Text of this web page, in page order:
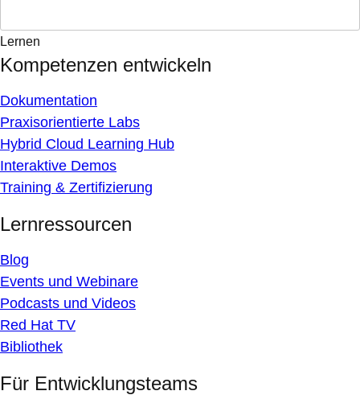
Lernen
Kompetenzen entwickeln
Dokumentation
Praxisorientierte Labs
Hybrid Cloud Learning Hub
Interaktive Demos
Training & Zertifizierung
Lernressourcen
Blog
Events und Webinare
Podcasts und Videos
Red Hat TV
Bibliothek
Für Entwicklungsteams